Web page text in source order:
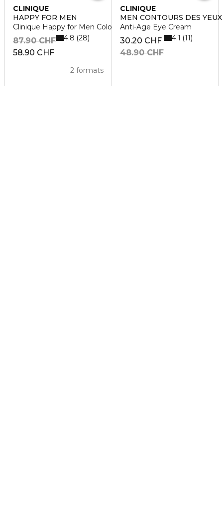
CLINIQUE
HAPPY FOR MEN
Clinique Happy for Men Cologne Spray
58.90 CHF
87.90 CHF
2 formats
4.8 28
CLINIQUE
MEN CONTOURS DES YEUX
Anti-Age Eye Cream
30.20 CHF
48.90 CHF
4.1 11